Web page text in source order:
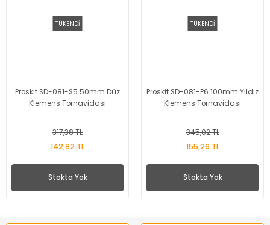
TÜKENDİ
Proskit SD-081-S5 50mm Düz
Klemens Tornavidası
317,38 TL
142,82 TL
Stokta Yok
TÜKENDİ
Proskit SD-081-P6 100mm Yıldız
Klemens Tornavidası
345,02 TL
155,26 TL
Stokta Yok